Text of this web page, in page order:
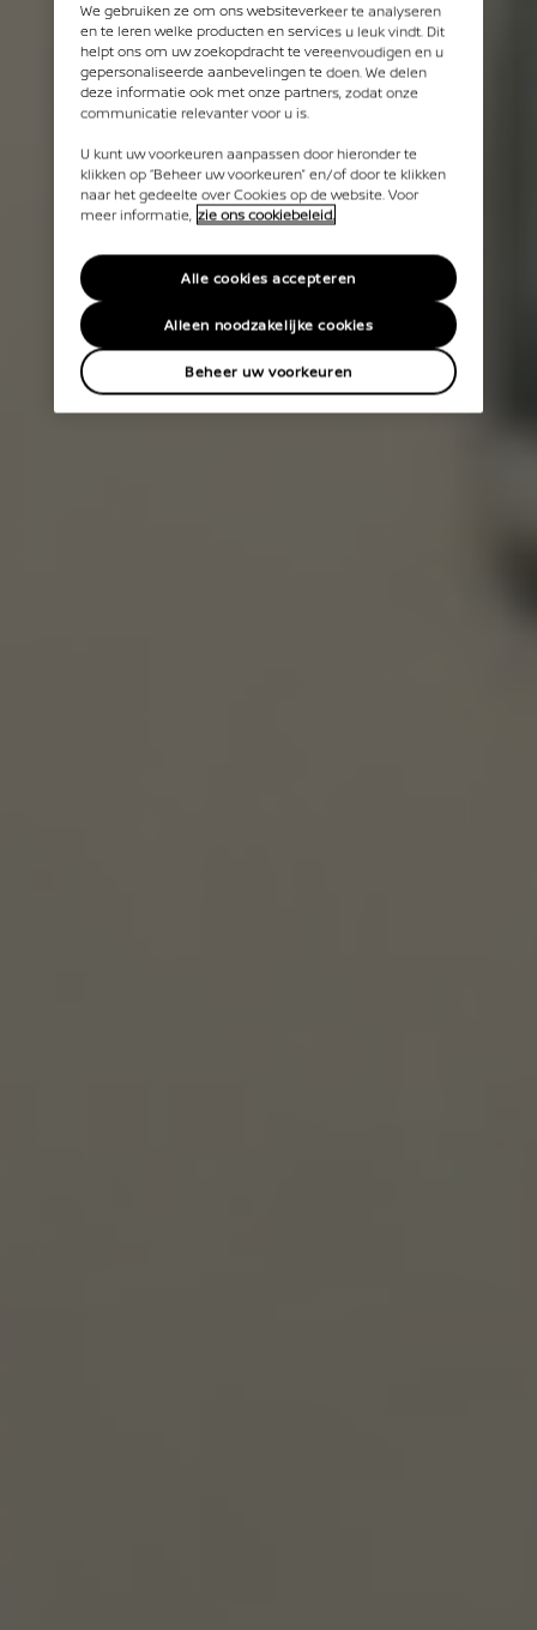
We gebruiken ze om ons websiteverkeer te analyseren
en te leren welke producten en services u leuk vindt. Dit
helpt ons om uw zoekopdracht te vereenvoudigen en u
gepersonaliseerde aanbevelingen te doen. We delen
deze informatie ook met onze partners, zodat onze
communicatie relevanter voor u is.
U kunt uw voorkeuren aanpassen door hieronder te
klikken op “Beheer uw voorkeuren” en/of door te klikken
naar het gedeelte over Cookies op de website. Voor
meer informatie, zie ons cookiebeleid.
Beheer uw voorkeuren
Alleen noodzakelijke cookies
Alle cookies accepteren